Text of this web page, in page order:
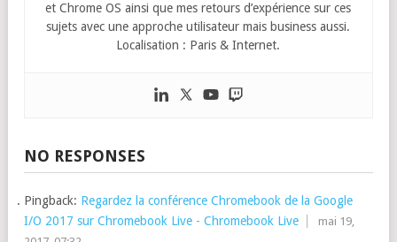
et Chrome OS ainsi que mes retours d’expérience sur ces
sujets avec une approche utilisateur mais business aussi.
Localisation : Paris & Internet.
NO RESPONSES
Pingback: Regardez la conférence Chromebook de la Google
I/O 2017 sur Chromebook Live - Chromebook Live
mai 19,